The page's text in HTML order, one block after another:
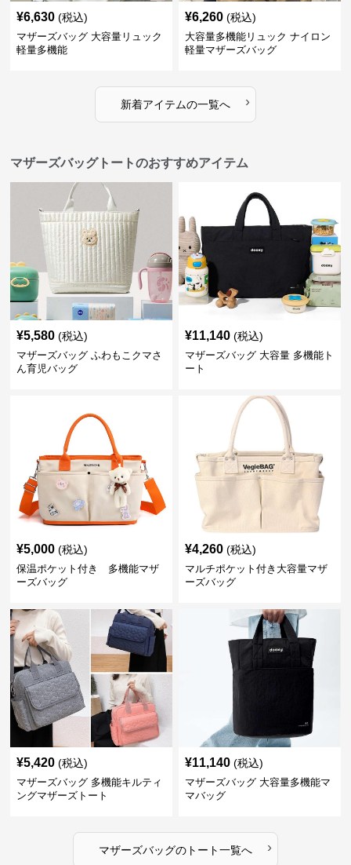
¥6,630 (税込)
マザーズバッグ 大容量リュック
軽量多機能
¥6,260 (税込)
大容量多機能リュック ナイロン
軽量マザーズバッグ
新着アイテムの一覧へ ›
マザーズバッグトートのおすすめアイテム
¥5,580 (税込)
マザーズバッグ ふわもこクマさ
ん育児バッグ
¥11,140 (税込)
マザーズバッグ 大容量 多機能ト
ート
¥5,000 (税込)
保温ポケット付き 多機能マザ
ーズバッグ
¥4,260 (税込)
マルチポケット付き大容量マザ
ーズバッグ
¥5,420 (税込)
マザーズバッグ 多機能キルティ
ングマザーズトート
¥11,140 (税込)
マザーズバッグ 大容量多機能マ
マバッグ
マザーズバッグのトート一覧へ ›